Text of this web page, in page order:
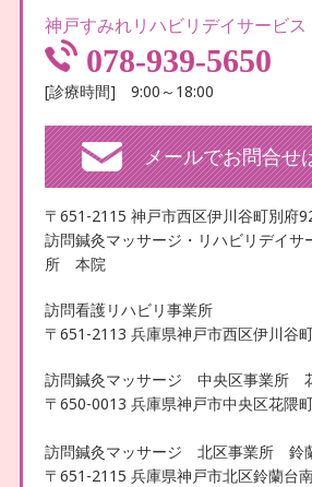
神戸すみれリハビリデイサービス
078-939-5650
[診療時間] 9:00～18:00
メールでお問合せ
〒651-2115 神戸市西区伊川谷町別府
訪問鍼灸マッサージ・リハビリデイ
所 本院
訪問看護リハビリ事業所
〒651-2113 兵庫県神戸市西区伊川谷
訪問鍼灸マッサージ 中央区事業所
〒650-0013 兵庫県神戸市中央区花隈
訪問鍼灸マッサージ 北区事業所 鈴
〒651-2115 兵庫県神戸市北区鈴蘭台